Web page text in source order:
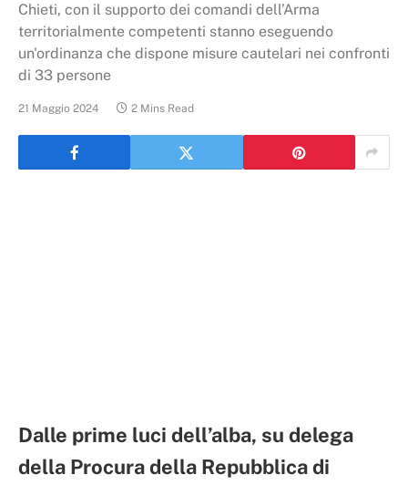
Chieti, con il supporto dei comandi dell’Arma
territorialmente competenti stanno eseguendo
un'ordinanza che dispone misure cautelari nei confronti
di 33 persone
21 Maggio 2024 2 Mins Read
Dalle prime luci dell’alba, su delega
della Procura della Repubblica di